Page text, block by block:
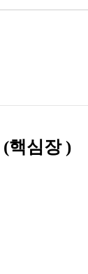
핵심장 )